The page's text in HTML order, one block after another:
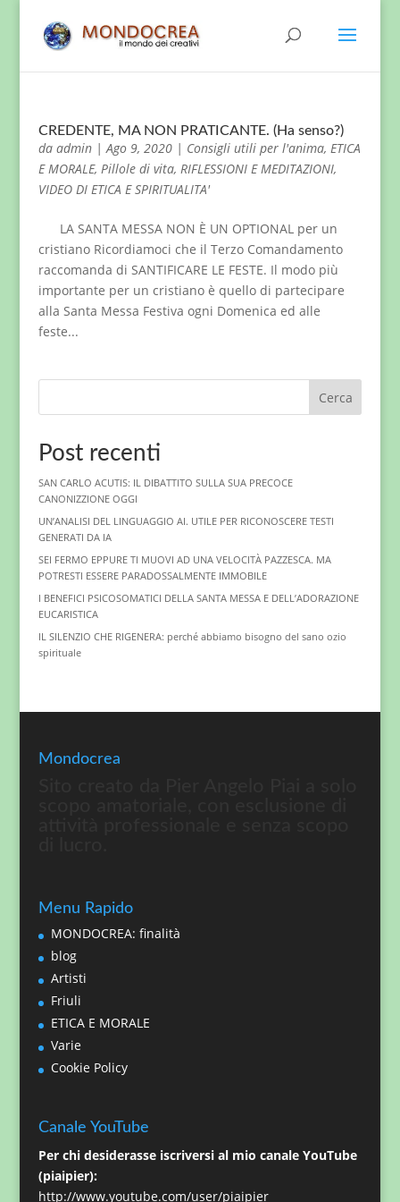
CREDENTE, MA NON PRATICANTE. (Ha senso?)
da admin|Ago 9, 2020| Consigli utili per l'anima, ETICA
E MORALE, Pillole di vita, RIFLESSIONI E MEDITAZIONI,
VIDEO DI ETICA E SPIRITUALITA'
LA SANTA MESSA NON È UN OPTIONAL per un
cristiano Ricordiamoci che il Terzo Comandamento
raccomanda di SANTIFICARE LE FESTE. Il modo più
importante per un cristiano è quello di partecipare
alla Santa Messa Festiva ogni Domenica ed alle
feste...
Cerca
Post recenti
SAN CARLO ACUTIS: IL DIBATTITO SULLA SUA PRECOCE
CANONIZZIONE OGGI
UN’ANALISI DEL LINGUAGGIO AI. UTILE PER RICONOSCERE TESTI
GENERATI DA IA
SEI FERMO EPPURE TI MUOVI AD UNA VELOCITÀ PAZZESCA. MA
POTRESTI ESSERE PARADOSSALMENTE IMMOBILE
I BENEFICI PSICOSOMATICI DELLA SANTA MESSA E DELL’ADORAZIONE
EUCARISTICA
IL SILENZIO CHE RIGENERA: perché abbiamo bisogno del sano ozio
spirituale
Mondocrea
Menu Rapido
MONDOCREA: finalità
blog
Artisti
Friuli
ETICA E MORALE
Varie
Cookie Policy
Canale YouTube
Per chi desiderasse iscriversi al mio canale YouTube
(piaipier):
http://www.youtube.com/user/piaipier